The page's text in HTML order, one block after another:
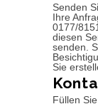
Senden
Ihre
0177/
diesen
senden.
Sie
Füllen